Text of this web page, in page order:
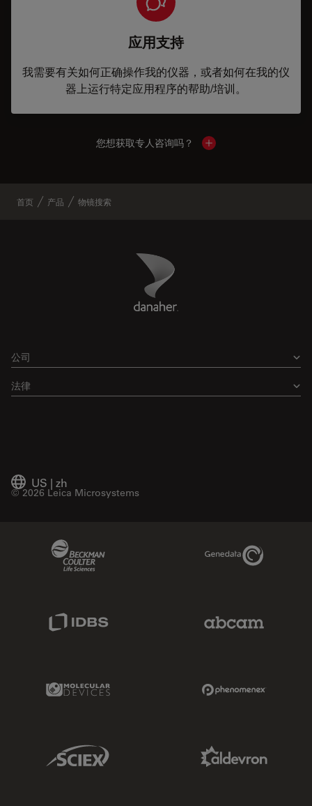
应用支持
我需要有关如何正确操作我的仪器，或者如何在我的仪
器上运行特定应用程序的帮助/培训。
您想获取专人咨询吗？ Show local contacts
首页 产品 物镜搜索
Danaher Logo
公司
法律
US | zh
© 2026 Leica Microsystems
Genedata Link
Molecular Devices Link
Sciex Link